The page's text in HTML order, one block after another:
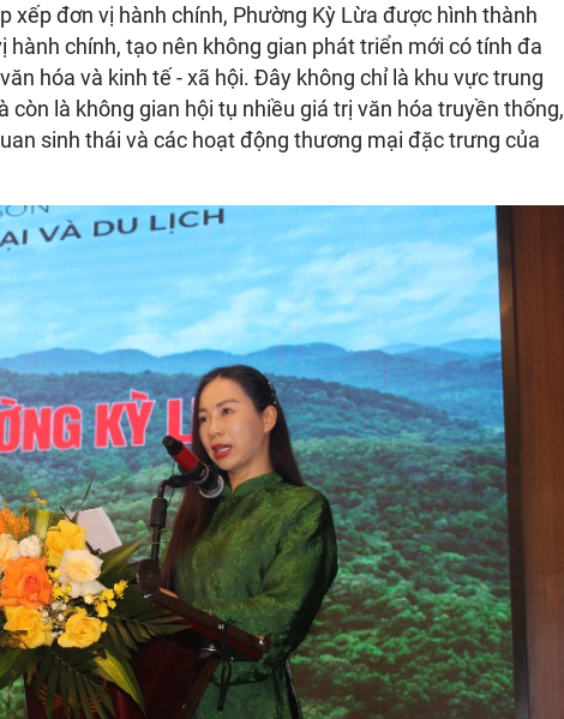
xếp đơn vị hành chính, Phường Kỳ Lừa được hình thành
hành chính, tạo nên không gian phát triển mới có tính đa
hóa và kinh tế - xã hội. Đây không chỉ là khu vực trung
còn là không gian hội tụ nhiều giá trị văn hóa truyền thống,
sinh thái và các hoạt động thương mại đặc trưng của